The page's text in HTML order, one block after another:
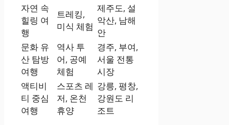
자연 속
힐링 여
행
트레킹,
미식 체험
제주도, 설
악산, 남해
안
문화 유
산 탐방
여행
역사 투
어, 공예
체험
경주, 부여,
서울 전통
시장
액티비
티 중심
여행
스포츠 레
저, 온천
휴양
강릉, 평창,
강원도 리
조트